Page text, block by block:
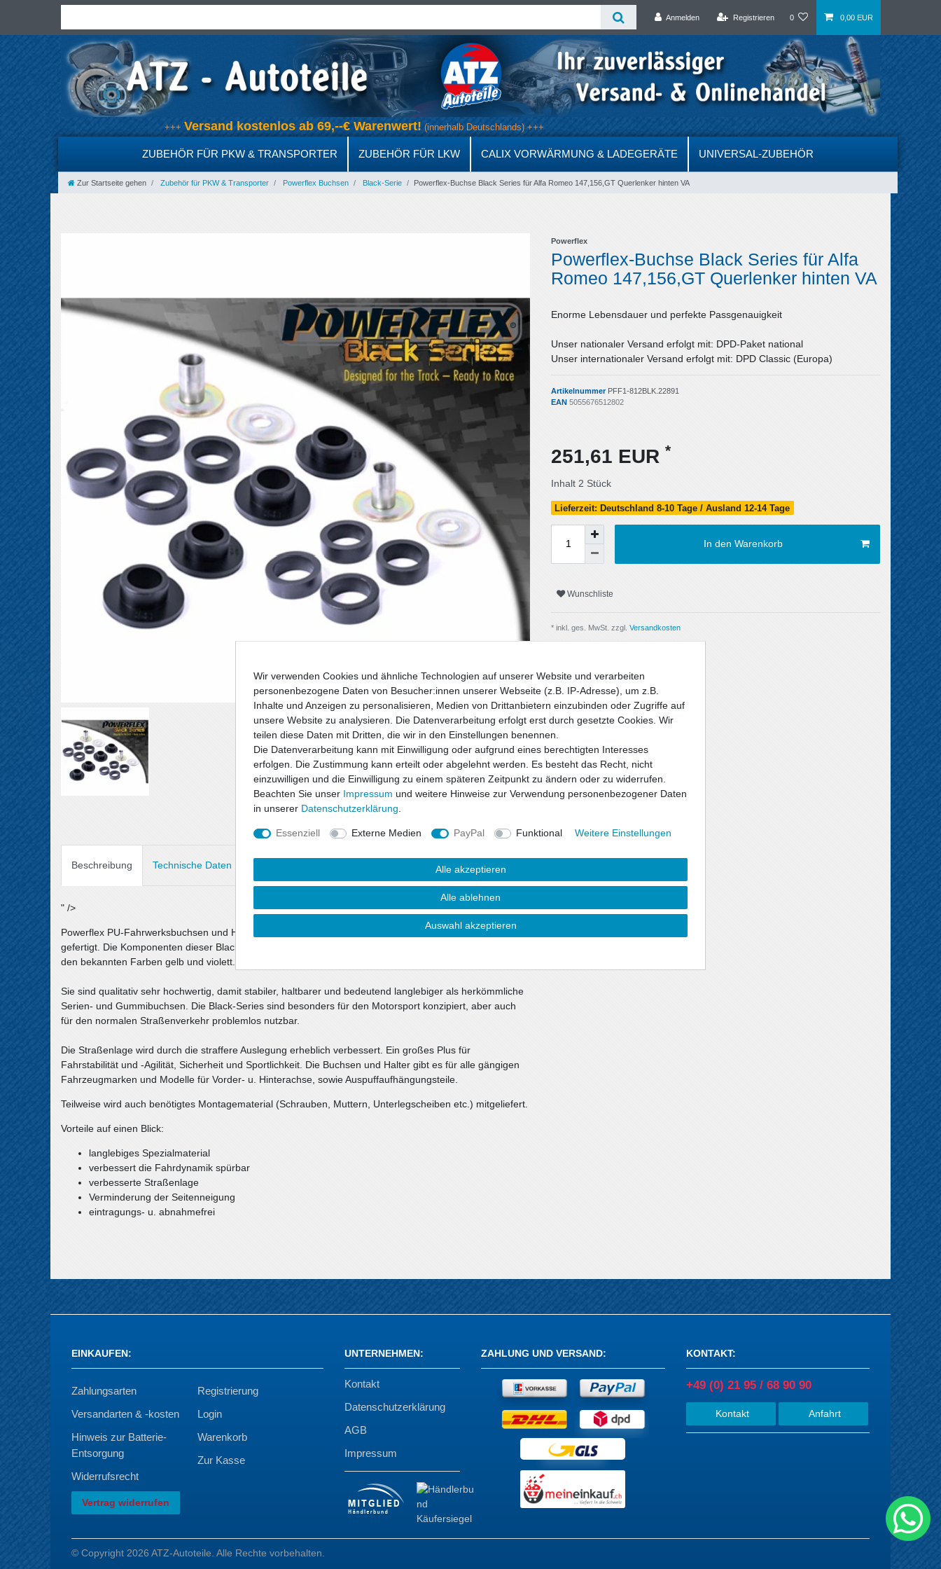
Anmelden Registrieren 0 0,00 EUR
+++Versand kostenlos ab 69,--€ Warenwert!(innerhalb Deutschlands) +++
ZUBEHÖR FÜR PKW & TRANSPORTER ZUBEHÖR FÜR LKW CALIX VORWÄRMUNG & LADEGERÄTE UNIVERSAL-ZUBEHÖR
Zur Startseite gehen Zubehör für PKW & Transporter Powerflex Buchsen Black-Serie Powerflex-Buchse Black Series für Alfa Romeo 147,156,GT Querlenker hinten VA
Powerflex
Powerflex-Buchse Black Series für Alfa
Romeo 147,156,GT Querlenker hinten VA
Enorme Lebensdauer und perfekte Passgenauigkeit
Unser nationaler Versand erfolgt mit: DPD-Paket national
Unser internationaler Versand erfolgt mit: DPD Classic (Europa)
Artikelnummer PFF1-812BLK.22891
EAN 5055676512802
251,61 EUR *
Inhalt 2 Stück
Lieferzeit: Deutschland 8-10 Tage / Ausland 12-14 Tage
In den Warenkorb
Wunschliste
* inkl. ges. MwSt. zzgl. Versandkosten
Beschreibung Technische Daten
" />
Powerflex PU-Fahrwerksbuchsen und Halterungen sind aus dem speziellen Material "Polyurethane"
gefertigt. Die Komponenten dieser Black-Series sind aus strafferem/härterem Material, als die Buchsen in
den bekannten Farben gelb und violett.
Sie sind qualitativ sehr hochwertig, damit stabiler, haltbarer und bedeutend langlebiger als herkömmliche
Serien- und Gummibuchsen. Die Black-Series sind besonders für den Motorsport konzipiert, aber auch
für den normalen Straßenverkehr problemlos nutzbar.
Die Straßenlage wird durch die straffere Auslegung erheblich verbessert. Ein großes Plus für
Fahrstabilität und -Agilität, Sicherheit und Sportlichkeit. Die Buchsen und Halter gibt es für alle gängigen
Fahrzeugmarken und Modelle für Vorder- u. Hinterachse, sowie Auspuffaufhängungsteile.
Teilweise wird auch benötigtes Montagematerial (Schrauben, Muttern, Unterlegscheiben etc.) mitgeliefert.
Vorteile auf einen Blick:
langlebiges Spezialmaterial
verbessert die Fahrdynamik spürbar
verbesserte Straßenlage
Verminderung der Seitenneigung
eintragungs- u. abnahmefrei
EINKAUFEN:
Zahlungsarten
Versandarten & -kosten
Hinweis zur Batterie-
Entsorgung
Widerrufsrecht
Vertrag widerrufen
Registrierung
Login
Warenkorb
Zur Kasse
UNTERNEHMEN:
Kontakt
Datenschutzerklärung
AGB
Impressum
ZAHLUNG UND VERSAND: KONTAKT:
+49 (0) 21 95 / 68 90 90
Kontakt Anfahrt
© Copyright 2026 ATZ-Autoteile. Alle Rechte vorbehalten.
Wir verwenden Cookies und ähnliche Technologien auf unserer Website und verarbeiten
personenbezogene Daten von Besucher:innen unserer Webseite (z.B. IP-Adresse), um z.B.
Inhalte und Anzeigen zu personalisieren, Medien von Drittanbietern einzubinden oder Zugriffe auf
unsere Website zu analysieren. Die Datenverarbeitung erfolgt erst durch gesetzte Cookies. Wir
teilen diese Daten mit Dritten, die wir in den Einstellungen benennen.
Die Datenverarbeitung kann mit Einwilligung oder aufgrund eines berechtigten Interesses
erfolgen. Die Zustimmung kann erteilt oder abgelehnt werden. Es besteht das Recht, nicht
einzuwilligen und die Einwilligung zu einem späteren Zeitpunkt zu ändern oder zu widerrufen.
Beachten Sie unser Impressum und weitere Hinweise zur Verwendung personenbezogener Daten
in unserer Daten­schutz­erklärung
Essenziell Externe Medien PayPal Funktional Weitere Einstellungen
Alle akzeptieren
Alle ablehnen
Auswahl akzeptieren